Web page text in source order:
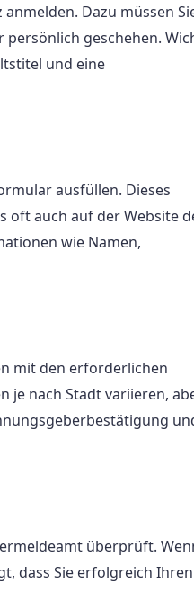
Dazu müssen
geschehen.
und eine
ausfüllen. Dieses
oft auch auf der Website
wie Namen,
mit den erforderlichen
je nach Stadt variieren,
überprüft.
dass Sie erfolgreich Ihren